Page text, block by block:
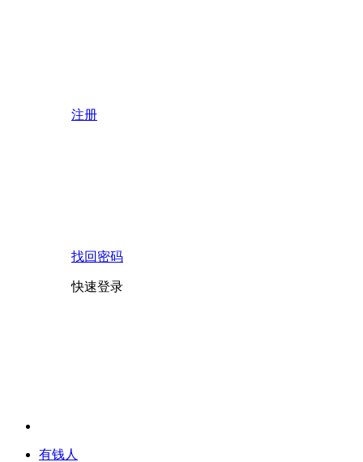
注册
找回密码
快速登录
有钱人